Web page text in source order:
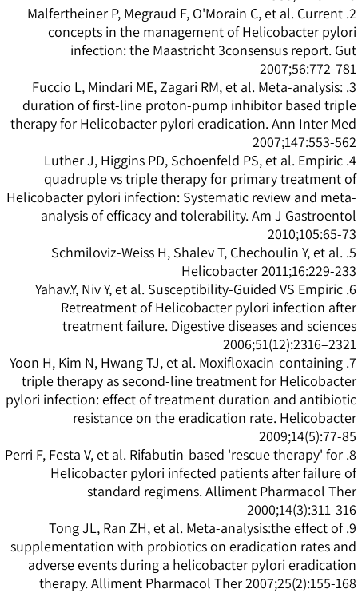
2. Malfertheiner P, Megraud F, O'Morain C, et al. Current
concepts in the management of Helicobacter pylori
infection: the Maastricht 3consensus report. Gut
2007;56:772-781
3. Fuccio L, Mindari ME, Zagari RM, et al. Meta-analysis:
duration of first-line proton-pump inhibitor based triple
therapy for Helicobacter pylori eradication. Ann Inter Med
2007;147:553-562
4. Luther J, Higgins PD, Schoenfeld PS, et al. Empiric
quadruple vs triple therapy for primary treatment of
Helicobacter pylori infection: Systematic review and meta-
analysis of efficacy and tolerability. Am J Gastroentol
2010;105:65-73
5. Schmiloviz-Weiss H, Shalev T, Chechoulin Y, et al.
Helicobacter 2011;16:229-233
6. Yahav.Y, Niv Y, et al. Susceptibility-Guided VS Empiric
Retreatment of Helicobacter pylori infection after
treatment failure. Digestive diseases and sciences
2006;51(12):2316–2321
7. Yoon H, Kim N, Hwang TJ, et al. Moxifloxacin-containing
triple therapy as second-line treatment for Helicobacter
pylori infection: effect of treatment duration and antibiotic
resistance on the eradication rate. Helicobacter
2009;14(5):77-85
8. Perri F, Festa V, et al. Rifabutin-based 'rescue therapy' for
Helicobacter pylori infected patients after failure of
standard regimens. Alliment Pharmacol Ther
2000;14(3):311-316
9. Tong JL, Ran ZH, et al. Meta-analysis:the effect of
supplementation with probiotics on eradication rates and
adverse events during a helicobacter pylori eradication
therapy. Alliment Pharmacol Ther 2007;25(2):155-168